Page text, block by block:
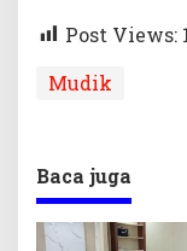
Post Views: 1
Mudik
Baca juga